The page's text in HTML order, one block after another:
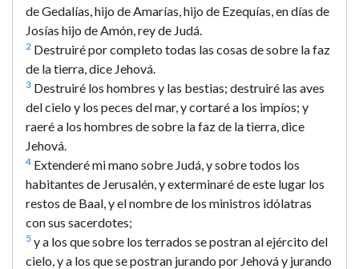
de Gedalías, hijo de Amarías, hijo de Ezequías, en días de
Josías hijo de Amón, rey de Judá.
2 Destruiré por completo todas las cosas de sobre la faz
de la tierra, dice Jehová.
3 Destruiré los hombres y las bestias; destruiré las aves
del cielo y los peces del mar, y cortaré a los impíos; y
raeré a los hombres de sobre la faz de la tierra, dice
Jehová.
4 Extenderé mi mano sobre Judá, y sobre todos los
habitantes de Jerusalén, y exterminaré de este lugar los
restos de Baal, y el nombre de los ministros idólatras
con sus sacerdotes;
5 y a los que sobre los terrados se postran al ejército del
cielo, y a los que se postran jurando por Jehová y jurando